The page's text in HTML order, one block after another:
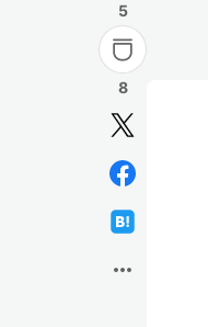
5
8
more_horiz